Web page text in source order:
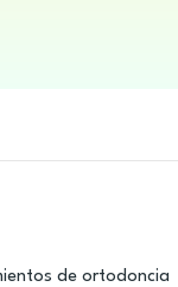
de ortodoncia